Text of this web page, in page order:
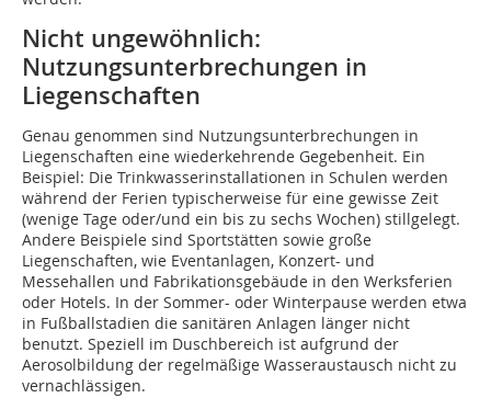
Nicht ungewöhnlich:
Nutzungsunterbrechungen in
Liegenschaften
Genau genommen sind Nutzungsunterbrechungen in
Liegenschaften eine wiederkehrende Gegebenheit. Ein
Beispiel: Die Trinkwasserinstallationen in Schulen werden
während der Ferien typischerweise für eine gewisse Zeit
(wenige Tage oder/und ein bis zu sechs Wochen) stillgelegt.
Andere Beispiele sind Sportstätten sowie große
Liegenschaften, wie Eventanlagen, Konzert- und
Messehallen und Fabrikationsgebäude in den Werksferien
oder Hotels. In der Sommer- oder Winterpause werden etwa
in Fußballstadien die sanitären Anlagen länger nicht
benutzt. Speziell im Duschbereich ist aufgrund der
Aerosolbildung der regelmäßige Wasseraustausch nicht zu
vernachlässigen.